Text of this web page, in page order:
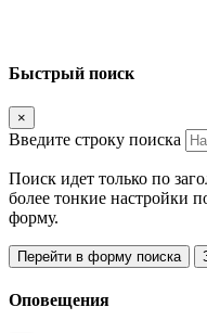
Быстрый поиск
×
Введите строку поиска
Поиск идет только по
более тонкие настройки
форму.
Перейти в форму поиска
Оповещения